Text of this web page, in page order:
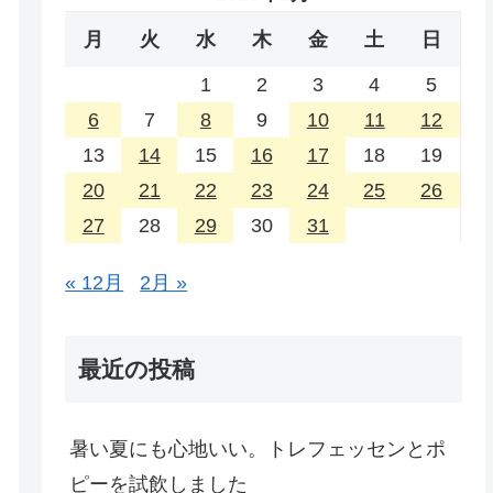
月 火 水 木 金 土 日
1 2 3 4
5
6
7 8 9 10 11
12
13
14 15 16 17 18
19
20
21 22 23 24 25
26
27
28 29 30 31
« 12月 2月 »
最近の投稿
暑い夏にも心地いい。トレフェッセンとポ
ピーを試飲しました